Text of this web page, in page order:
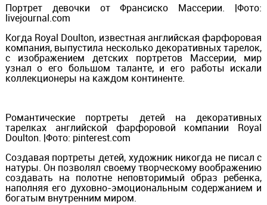
Портрет девочки от Франсиско Массерии. |Фото:
livejournal.com
Когда Royal Doulton, известная английская фарфоровая
компания, выпустила несколько декоративных тарелок,
с изображением детских портретов Массерии, мир
узнал о его большом таланте, и его работы искали
коллекционеры на каждом континенте.
Романтические портреты детей на декоративных
тарелках английской фарфоровой компании Royal
Doulton. |Фото: pinterest.com
Создавая портреты детей, художник никогда не писал с
натуры. Он позволял своему творческому воображению
создавать на полотне неповторимый образ ребенка,
наполняя его духовно-эмоциональным содержанием и
богатым внутренним миром.